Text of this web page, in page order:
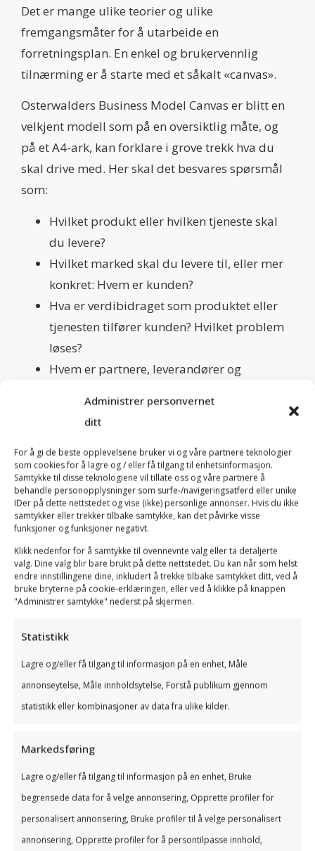
Administrer personvernet
ditt
For å gi de beste opplevelsene bruker vi og våre partnere teknologier
som cookies for å lagre og / eller få tilgang til enhetsinformasjon.
Samtykke til disse teknologiene vil tillate oss og våre partnere å
behandle personopplysninger som surfe-/navigeringsatferd eller unike
IDer på dette nettstedet og vise (ikke) personlige annonser. Hvis du ikke
samtykker eller trekker tilbake samtykke, kan det påvirke visse
funksjoner og funksjoner negativt.
Klikk nedenfor for å samtykke til ovennevnte valg eller ta detaljerte
valg. Dine valg blir bare brukt på dette nettstedet. Du kan når som helst
endre innstillingene dine, inkludert å trekke tilbake samtykket ditt, ved å
bruke bryterne på cookie-erklæringen, eller ved å klikke på knappen
"Administrer samtykke" nederst på skjermen.
Statistikk
Lagre og/eller få tilgang til informasjon på en enhet, Måle
annonseytelse, Måle innholdsytelse, Forstå publikum gjennom
statistikk eller kombinasjoner av data fra ulike kilder.
Markedsføring
Lagre og/eller få tilgang til informasjon på en enhet, Bruke
begrensede data for å velge annonsering, Opprette profiler for
personalisert annonsering, Bruke profiler til å velge personalisert
annonsering, Opprette profiler for å persontilpasse innhold,
Det er mange ulike teorier og ulike
fremgangsmåter for å utarbeide en
forretningsplan. En enkel og brukervennlig
tilnærming er å starte med et såkalt «canvas».
Osterwalders Business Model Canvas er blitt en
velkjent modell som på en oversiktlig måte, og
på et A4-ark, kan forklare i grove trekk hva du
skal drive med. Her skal det besvares spørsmål
som:
Hvilket produkt eller hvilken tjeneste skal
du levere?
Hvilket marked skal du levere til, eller mer
konkret: Hvem er kunden?
Hva er verdibidraget som produktet eller
tjenesten tilfører kunden? Hvilket problem
løses?
Hvem er partnere, leverandører og
Hvilke distribusjonskanaler skal benyttes ut
Hvordan skal du ta betalt?
Hva er de viktigste kostnadene?
»Last ned Business Model Canvas (Innovasjon
Norges versjon)
Ha fokus på de
grunnleggende
områdene
Til syvende og sist handler det om å få inn mer
penger i butikken enn hva som går ut, og ved å
utarbeide en forretningsplan på den måten vi
stilling til en del helt sentrale spørsmål.
I 2017 ble så mange som 6119 norske bedrifter
begjært konkurs eller tvangsavviklet, og for
nyetablerte virksomheter viser statistikk fra SSB
at det kun er 27 prosent som fremdeles er aktive